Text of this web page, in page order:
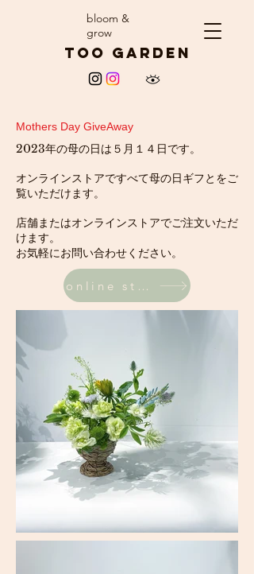
​too garden
​bloom &
grow
Mothers Day GiveAway
2023年の母の日は５月１４日です。
オンラインストアですべて母の日ギフとをご
覧いただけます。
店舗またはオンラインストアでご注文いただ
けます。
お気軽にお問い合わせください。